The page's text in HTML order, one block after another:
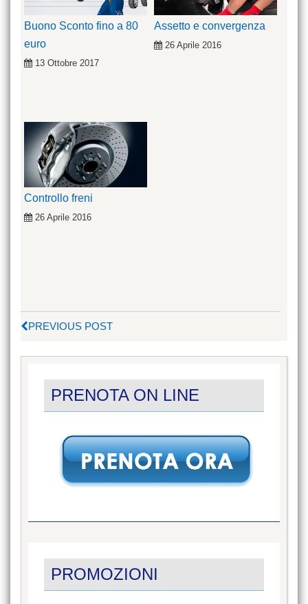
Buono Sconto fino a 80
euro
13 Ottobre 2017
Assetto e convergenza
26 Aprile 2016
Controllo freni
26 Aprile 2016
PREVIOUS POST
PRENOTA ON LINE
PROMOZIONI